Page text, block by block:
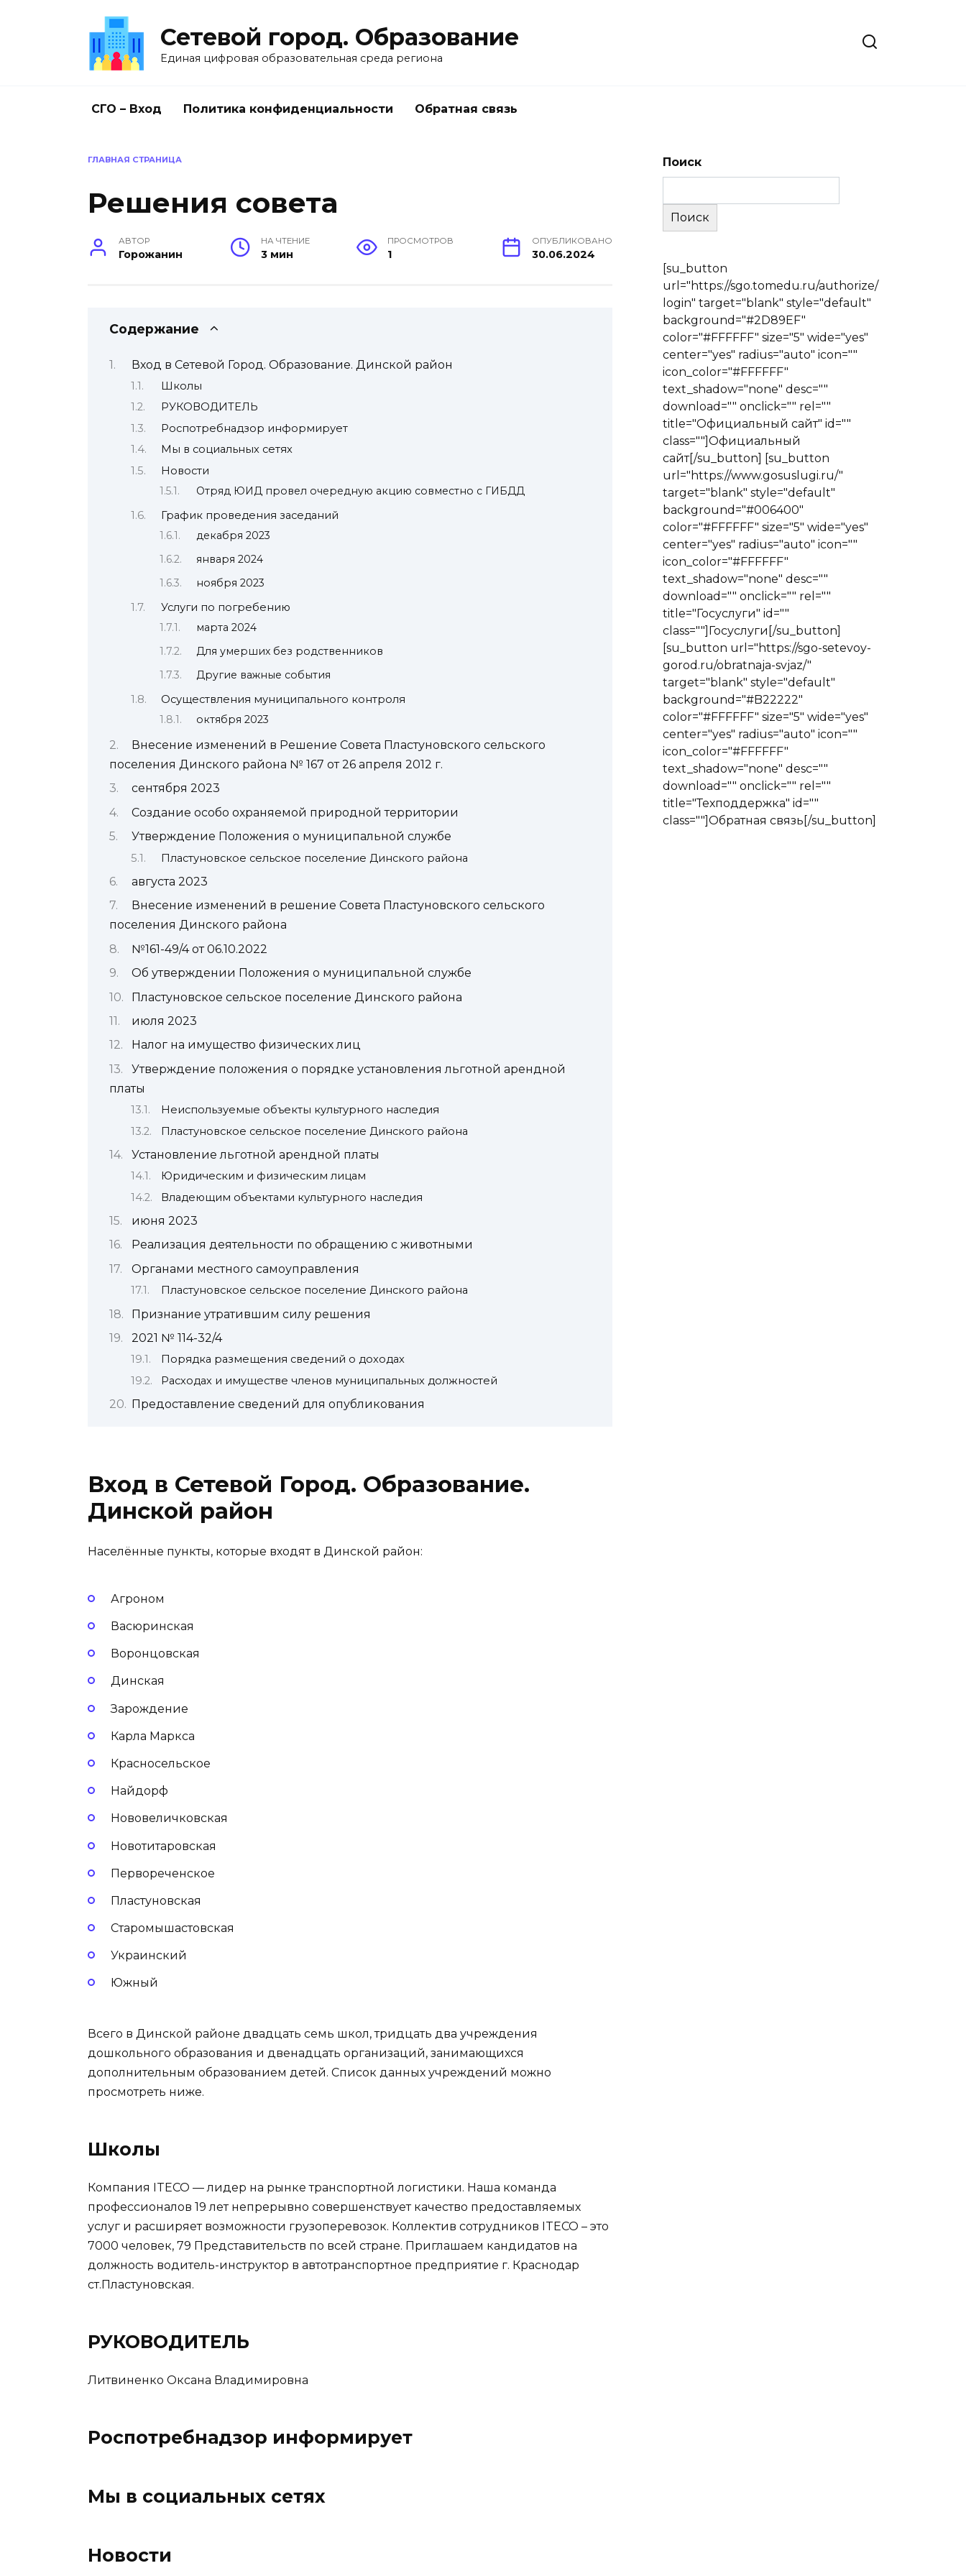
Сетевой город. Образование
Единая цифровая образовательная среда региона
СГО – Вход Политика конфиденциальности Обратная связь
ГЛАВНАЯ СТРАНИЦА
Решения совета
АВТОР
Горожанин
НА ЧТЕНИЕ
3 мин
ПРОСМОТРОВ
1
ОПУБЛИКОВАНО
30.06.2024
Содержание
Вход в Сетевой Город. Образование. Динской район
Школы
РУКОВОДИТЕЛЬ
Роспотребнадзор информирует
Мы в социальных сетях
Новости
Отряд ЮИД провел очередную акцию совместно с ГИБДД
График проведения заседаний
декабря 2023
января 2024
ноября 2023
Услуги по погребению
марта 2024
Для умерших без родственников
Другие важные события
Осуществления муниципального контроля
октября 2023
Внесение изменений в Решение Совета Пластуновского сельского
поселения Динского района № 167 от 26 апреля 2012 г.
сентября 2023
Создание особо охраняемой природной территории
Утверждение Положения о муниципальной службе
Пластуновское сельское поселение Динского района
августа 2023
Внесение изменений в решение Совета Пластуновского сельского
поселения Динского района
№161-49/4 от 06.10.2022
Об утверждении Положения о муниципальной службе
Пластуновское сельское поселение Динского района
июля 2023
Налог на имущество физических лиц
Утверждение положения о порядке установления льготной арендной
платы
Неиспользуемые объекты культурного наследия
Пластуновское сельское поселение Динского района
Установление льготной арендной платы
Юридическим и физическим лицам
Владеющим объектами культурного наследия
июня 2023
Реализация деятельности по обращению с животными
Органами местного самоуправления
Пластуновское сельское поселение Динского района
Признание утратившим силу решения
2021 № 114-32/4
Порядка размещения сведений о доходах
Расходах и имуществе членов муниципальных должностей
Предоставление сведений для опубликования
Вход в Сетевой Город. Образование.
Динской район
Населённые пункты, которые входят в Динской район:
Агроном
Васюринская
Воронцовская
Динская
Зарождение
Карла Маркса
Красносельское
Найдорф
Нововеличковская
Новотитаровская
Первореченское
Пластуновская
Старомышастовская
Украинский
Южный
Всего в Динской районе двадцать семь школ, тридцать два учреждения
дошкольного образования и двенадцать организаций, занимающихся
дополнительным образованием детей. Список данных учреждений можно
просмотреть ниже.
Школы
Компания ITECO — лидер на рынке транспортной логистики. Наша команда
профессионалов 19 лет непрерывно совершенствует качество предоставляемых
услуг и расширяет возможности грузоперевозок. Коллектив сотрудников ITECO – это
7000 человек, 79 Представительств по всей стране. Приглашаем кандидатов на
должность водитель-инструктор в автотранспортное предприятие г. Краснодар
ст.Пластуновская.
РУКОВОДИТЕЛЬ
Литвиненко Оксана Владимировна
Роспотребнадзор информирует
Мы в социальных сетях
Новости
Поиск
Поиск
[su_button
url="https://sgo.tomedu.ru/authorize/
login" target="blank" style="default"
background="#2D89EF"
color="#FFFFFF" size="5" wide="yes"
center="yes" radius="auto" icon=""
icon_color="#FFFFFF"
text_shadow="none" desc=""
download="" onclick="" rel=""
title="Официальный сайт" id=""
class=""]Официальный
сайт[/su_button] [su_button
url="https://www.gosuslugi.ru/"
target="blank" style="default"
background="#006400"
color="#FFFFFF" size="5" wide="yes"
center="yes" radius="auto" icon=""
icon_color="#FFFFFF"
text_shadow="none" desc=""
download="" onclick="" rel=""
title="Госуслуги" id=""
class=""]Госуслуги[/su_button]
[su_button url="https://sgo-setevoy-
gorod.ru/obratnaja-svjaz/"
target="blank" style="default"
background="#B22222"
color="#FFFFFF" size="5" wide="yes"
center="yes" radius="auto" icon=""
icon_color="#FFFFFF"
text_shadow="none" desc=""
download="" onclick="" rel=""
title="Техподдержка" id=""
class=""]Обратная связь[/su_button]